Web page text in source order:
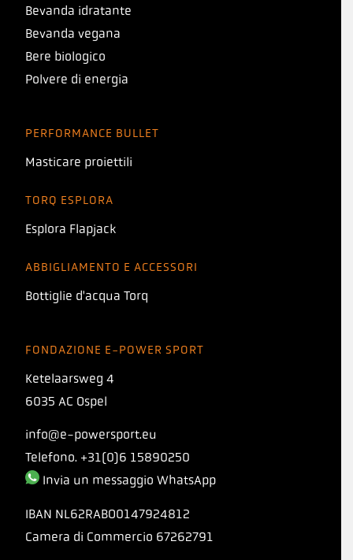
Bevanda idratante
Bevanda vegana
Bere biologico
Polvere di energia
PERFORMANCE BULLET
Masticare proiettili
TORQ ESPLORA
Esplora Flapjack
ABBIGLIAMENTO E ACCESSORI
Bottiglie d'acqua Torq
FONDAZIONE E-POWER SPORT
Ketelaarsweg 4
6035 AC Ospel
info@e-powersport.eu
Telefono. +31(0)6 15890250
Invia un messaggio WhatsApp
IBAN NL62RABO0147924812
Camera di Commercio 67262791